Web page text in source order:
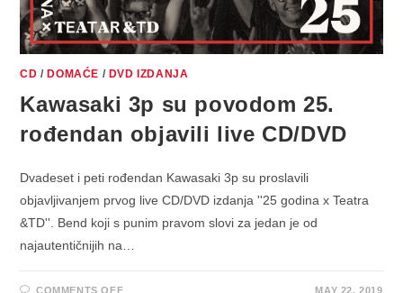
CD / DOMAĆE / DVD IZDANJA
Kawasaki 3p su povodom 25.
rođendan objavili live CD/DVD
Dvadeset i peti rođendan Kawasaki 3p su proslavili
objavljivanjem prvog live CD/DVD izdanja ''25 godina x Teatra
&TD''. Bend koji s punim pravom slovi za jedan je od
najautentičnijih na…
COMMENTS OFFON
MAY 22, 2019